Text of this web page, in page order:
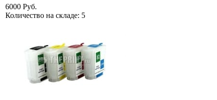
6000 Руб.
Количество на складе: 5